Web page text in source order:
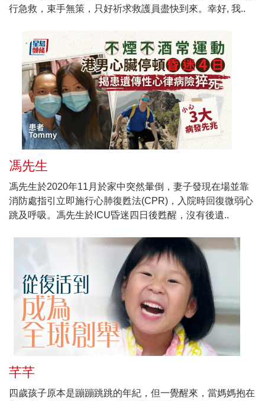
行急救，束手無策，只好祈求救護員盡快到來。幸好, 我..
馮先生
馮先生於2020年11月於家中突然暈倒，妻子發現在場並靠
消防處指引立即施行心肺復甦法(CPR)，入院時回復微弱心
跳及呼吸。馮先生於ICU昏迷四日後甦醒，沒有後遺..
芊芊
四歲孩子原本是蹦蹦跳跳的年紀，但一覺醒來，當媽媽抱在